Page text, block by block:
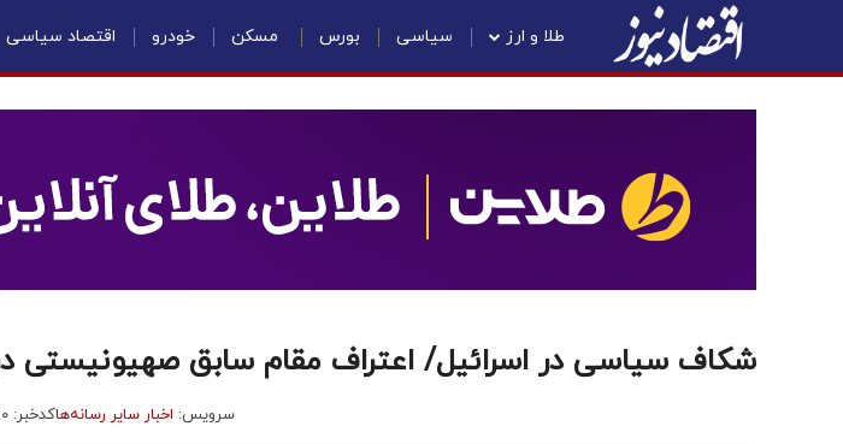
طلا و ارز سیاسی بورس مسکن خودرو اقتصاد سیاسی
شکاف سیاسی در اسرائیل/ اعتراف مقام سابق صهیونیستی
سرویس: اخبار سایر رسانه‌هاکدخبر: ۷۳۰۷۹۰